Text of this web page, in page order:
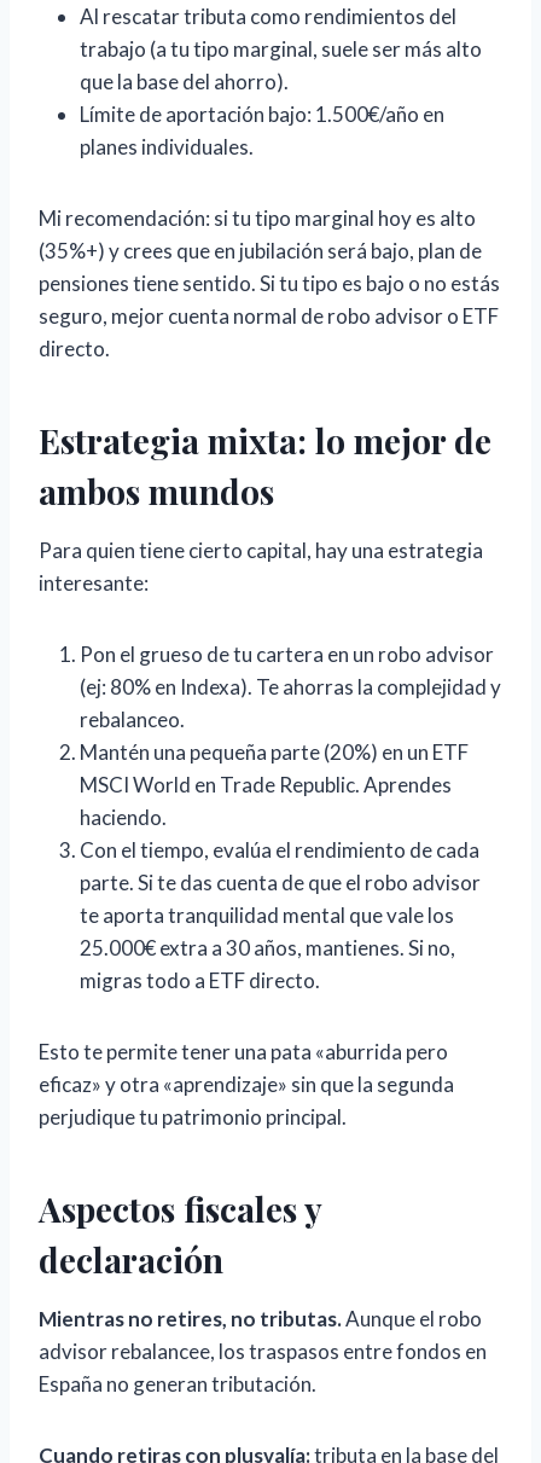
Al rescatar tributa como rendimientos del
trabajo (a tu tipo marginal, suele ser más alto
que la base del ahorro).
Límite de aportación bajo: 1.500€/año en
planes individuales.
Mi recomendación: si tu tipo marginal hoy es alto
(35%+) y crees que en jubilación será bajo, plan de
pensiones tiene sentido. Si tu tipo es bajo o no estás
seguro, mejor cuenta normal de robo advisor o ETF
directo.
Estrategia mixta: lo mejor de
ambos mundos
Para quien tiene cierto capital, hay una estrategia
interesante:
Pon el grueso de tu cartera en un robo advisor
(ej: 80% en Indexa). Te ahorras la complejidad y
rebalanceo.
Mantén una pequeña parte (20%) en un ETF
MSCI World en Trade Republic. Aprendes
haciendo.
Con el tiempo, evalúa el rendimiento de cada
parte. Si te das cuenta de que el robo advisor
te aporta tranquilidad mental que vale los
25.000€ extra a 30 años, mantienes. Si no,
migras todo a ETF directo.
Esto te permite tener una pata «aburrida pero
eficaz» y otra «aprendizaje» sin que la segunda
perjudique tu patrimonio principal.
Aspectos fiscales y
declaración
Mientras no retires, no tributas.Aunque el robo
advisor rebalancee, los traspasos entre fondos en
España no generan tributación.
Cuando retiras con plusvalía:tributa en la base del